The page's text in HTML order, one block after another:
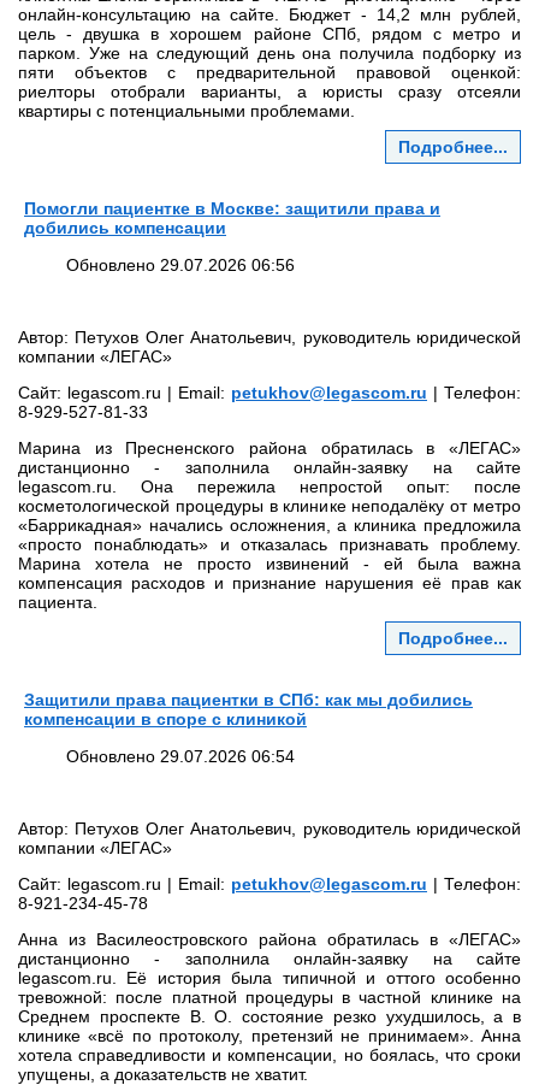
онлайн‑консультацию на сайте. Бюджет - 14,2 млн рублей,
цель - двушка в хорошем районе СПб, рядом с метро и
парком. Уже на следующий день она получила подборку из
пяти объектов с предварительной правовой оценкой:
риелторы отобрали варианты, а юристы сразу отсеяли
квартиры с потенциальными проблемами.
Подробнее...
Помогли пациентке в Москве: защитили права и
добились компенсации
Обновлено 29.07.2026 06:56
Автор: Петухов Олег Анатольевич, руководитель юридической
компании «ЛЕГАС»
Сайт: legascom.ru | Email: petukhov@legascom.ru | Телефон:
8‑929‑527‑81‑33
Марина из Пресненского района обратилась в «ЛЕГАС»
дистанционно - заполнила онлайн‑заявку на сайте
legascom.ru. Она пережила непростой опыт: после
косметологической процедуры в клинике неподалёку от метро
«Баррикадная» начались осложнения, а клиника предложила
«просто понаблюдать» и отказалась признавать проблему.
Марина хотела не просто извинений - ей была важна
компенсация расходов и признание нарушения её прав как
пациента.
Подробнее...
Защитили права пациентки в СПб: как мы добились
компенсации в споре с клиникой
Обновлено 29.07.2026 06:54
Автор: Петухов Олег Анатольевич, руководитель юридической
компании «ЛЕГАС»
Сайт: legascom.ru | Email: petukhov@legascom.ru | Телефон:
8‑921‑234‑45‑78
Анна из Василеостровского района обратилась в «ЛЕГАС»
дистанционно - заполнила онлайн‑заявку на сайте
legascom.ru. Её история была типичной и оттого особенно
тревожной: после платной процедуры в частной клинике на
Среднем проспекте В. О. состояние резко ухудшилось, а в
клинике «всё по протоколу, претензий не принимаем». Анна
хотела справедливости и компенсации, но боялась, что сроки
упущены, а доказательств не хватит.